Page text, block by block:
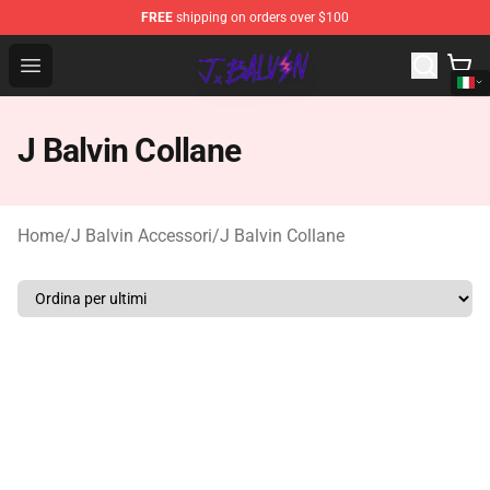
FREE shipping on orders over $100
Open menu
J Balvin Store - Official J Balvin Merchandise Shop
J Balvin Collane
Home/J Balvin Accessori/J Balvin Collane